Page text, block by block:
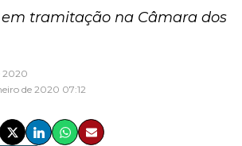
tramitação na Câmara dos
2020
de 2020 07:12